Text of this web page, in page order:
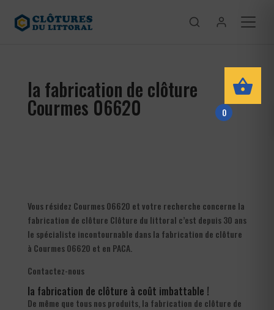
la fabrication de clôture
Courmes 06620
Vous résidez Courmes 06620 et votre recherche concerne la
fabrication de clôture Clôture du littoral c’est depuis 30 ans
le spécialiste incontournable dans la fabrication de clôture
à Courmes 06620 et en PACA.
Contactez-nous
la fabrication de clôture à coût imbattable !
De même que tous nos produits, la fabrication de clôture de
0